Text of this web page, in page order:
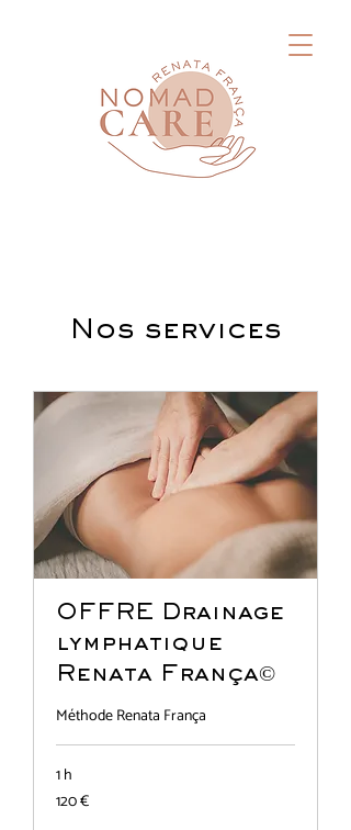
Nos services
OFFRE Drainage
lymphatique
Renata França©
Méthode Renata França
1 h
120
euros
120 €